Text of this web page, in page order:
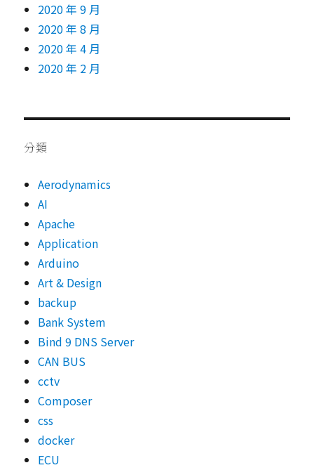
2020 年 9 月
2020 年 8 月
2020 年 4 月
2020 年 2 月
分類
Aerodynamics
AI
Apache
Application
Arduino
Art & Design
backup
Bank System
Bind 9 DNS Server
CAN BUS
cctv
Composer
css
docker
ECU